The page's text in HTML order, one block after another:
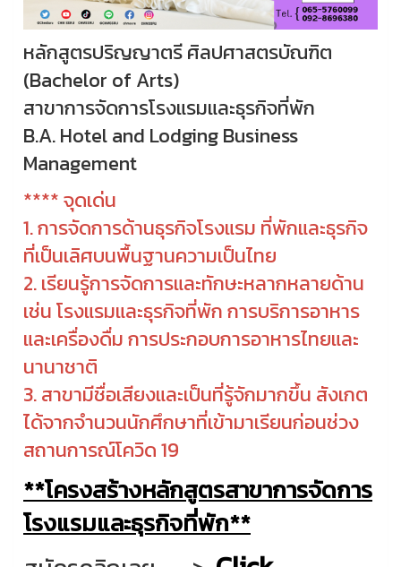
หลักสูตรปริญญาตรี ศิลปศาสตรบัณฑิต
(Bachelor of Arts)
สาขาการจัดการโรงแรมและธุรกิจที่พัก
B.A. Hotel and Lodging Business
Management
**** จุดเด่น
1. การจัดการด้านธุรกิจโรงแรม ที่พักและธุรกิจ
ที่เป็นเลิศบนพื้นฐานความเป็นไทย
2. เรียนรู้การจัดการและทักษะหลากหลายด้าน
เช่น โรงแรมและธุรกิจที่พัก การบริการอาหาร
และเครื่องดื่ม การประกอบการอาหารไทยและ
นานาชาติ
3. สาขามีชื่อเสียงและเป็นที่รู้จักมากขึ้น สังเกต
ได้จากจำนวนนักศึกษาที่เข้ามาเรียนก่อนช่วง
สถานการณ์โควิด 19
**โครงสร้างหลักสูตรสาขาการจัดการ
โรงแรมและธุรกิจที่พัก**